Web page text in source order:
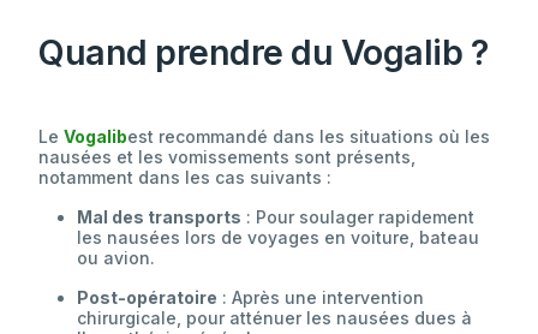
Quand prendre du Vogalib ?
Le Vogalibest recommandé dans les situations où les
nausées et les vomissements sont présents,
notamment dans les cas suivants :
Mal des transports : Pour soulager rapidement
les nausées lors de voyages en voiture, bateau
ou avion.
Post-opératoire : Après une intervention
chirurgicale, pour atténuer les nausées dues à